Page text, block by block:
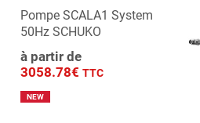
Pompe SCALA1 System
50Hz SCHUKO
à partir de
3058.78€ TTC
NEW